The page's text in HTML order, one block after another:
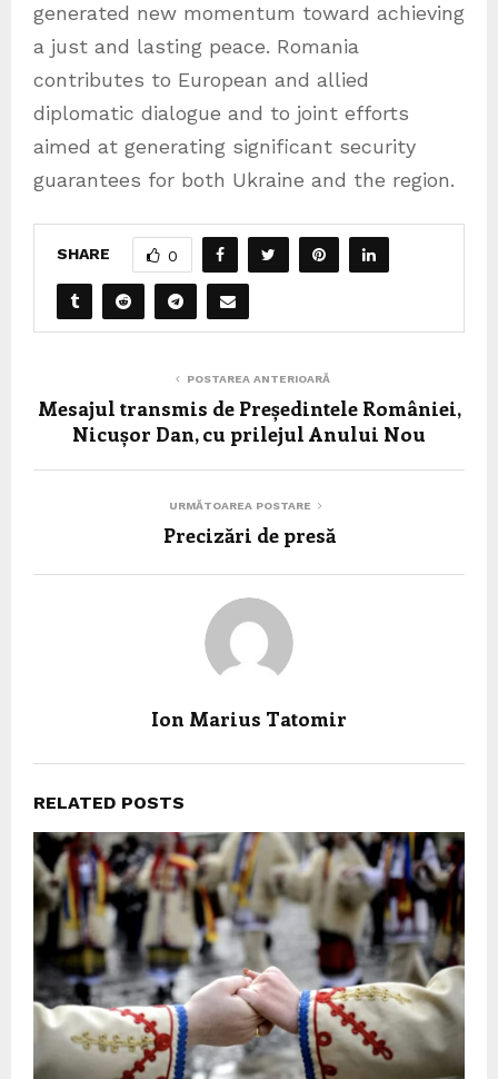
generated new momentum toward achieving
a just and lasting peace. Romania
contributes to European and allied
diplomatic dialogue and to joint efforts
aimed at generating significant security
guarantees for both Ukraine and the region.
SHARE 0
POSTAREA ANTERIOARĂ
Mesajul transmis de Președintele României,
Nicușor Dan, cu prilejul Anului Nou
URMĂTOAREA POSTARE
Precizări de presă
Ion Marius Tatomir
RELATED POSTS